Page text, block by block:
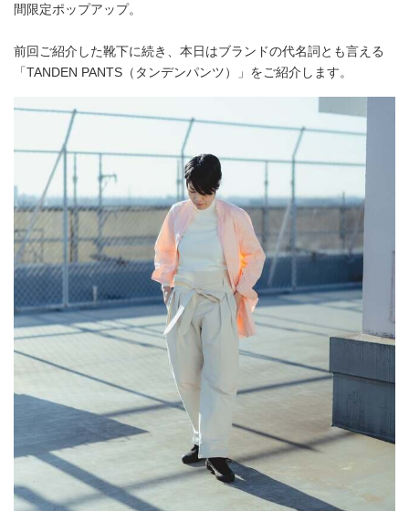
間限定ポップアップ。
前回ご紹介した靴下に続き、本日はブランドの代名詞とも言える
「TANDEN PANTS（タンデンパンツ）」をご紹介します。